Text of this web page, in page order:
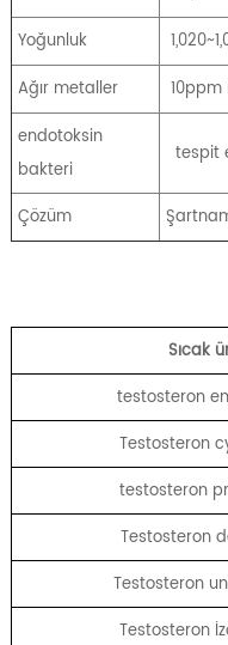
Yoğunluk
Ağır metaller
10ppm
endotoksin
bakteri
tespit
Çözüm
Sıcak
testosteron
Testosteron
testosteron
Testosteron
Testosteron
Testosteron